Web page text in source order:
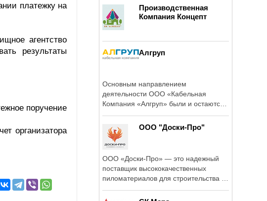
платежку на
агентство
результаты
поручение
организатора
Производственная
Компания Концепт
Алгруп
Основным направлением
деятельности ООО «Кабельная
Компания «Алгруп» были и остаются
ООО "Доски-Про"
ООО «Доски-Про» — это надежный
поставщик высококачественных
пиломатериалов для строительства и